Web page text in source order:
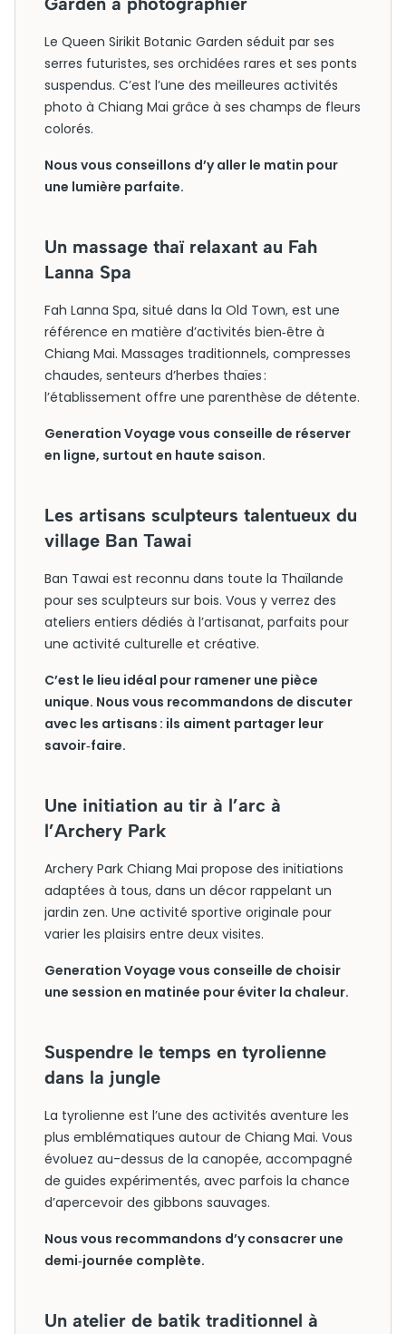
Le Queen Sirikit Botanic Garden séduit par ses
serres futuristes, ses orchidées rares et ses ponts
suspendus. C’est l’une des meilleures activités
photo à Chiang Mai grâce à ses champs de fleurs
colorés.
Nous vous conseillons d’y aller le matin pour
une lumière parfaite.
Un massage thaï relaxant au Fah
Lanna Spa
Fah Lanna Spa, situé dans la Old Town, est une
référence en matière d’activités bien‑être à
Chiang Mai. Massages traditionnels, compresses
chaudes, senteurs d’herbes thaïes :
l’établissement offre une parenthèse de détente.
Generation Voyage vous conseille de réserver
en ligne, surtout en haute saison.
Les artisans sculpteurs talentueux du
village Ban Tawai
Ban Tawai est reconnu dans toute la Thaïlande
pour ses sculpteurs sur bois. Vous y verrez des
ateliers entiers dédiés à l’artisanat, parfaits pour
une activité culturelle et créative.
C’est le lieu idéal pour ramener une pièce
unique. Nous vous recommandons de discuter
avec les artisans : ils aiment partager leur
savoir‑faire.
Une initiation au tir à l’arc à
l’Archery Park
Archery Park Chiang Mai propose des initiations
adaptées à tous, dans un décor rappelant un
jardin zen. Une activité sportive originale pour
varier les plaisirs entre deux visites.
Generation Voyage vous conseille de choisir
une session en matinée pour éviter la chaleur.
Suspendre le temps en tyrolienne
dans la jungle
La tyrolienne est l’une des activités aventure les
plus emblématiques autour de Chiang Mai. Vous
évoluez au-dessus de la canopée, accompagné
de guides expérimentés, avec parfois la chance
d’apercevoir des gibbons sauvages.
Nous vous recommandons d’y consacrer une
demi‑journée complète.
Un atelier de batik traditionnel à